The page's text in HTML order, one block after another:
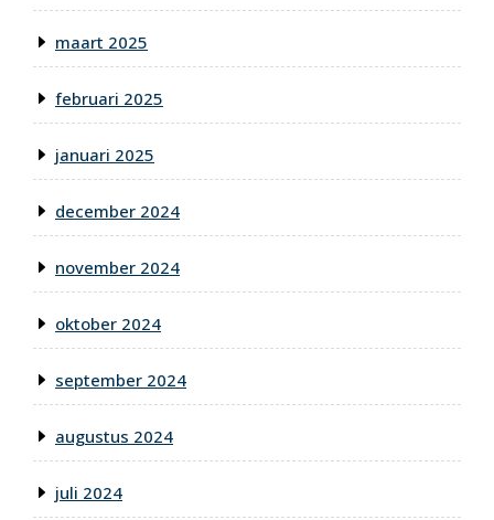
maart 2025
februari 2025
januari 2025
december 2024
november 2024
oktober 2024
september 2024
augustus 2024
juli 2024